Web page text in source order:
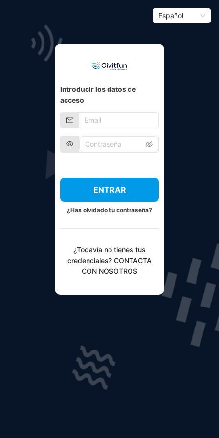
Español
Introducir los datos de
acceso
ENTRAR
¿Has olvidado tu contraseña?
¿Todavía no tienes tus
credenciales? CONTACTA
CON NOSOTROS